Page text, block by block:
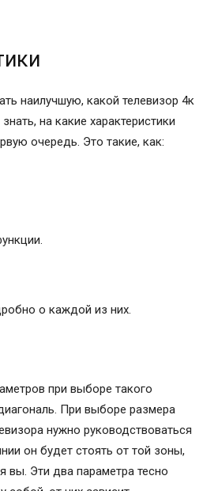
наилучшую, какой телевизор 4к
на какие характеристики
очередь. Это такие, как:
о каждой из них.
при выборе такого
При выборе размера
нужно руководствоваться
он будет стоять от той зоны,
вы. Эти два параметра тесно